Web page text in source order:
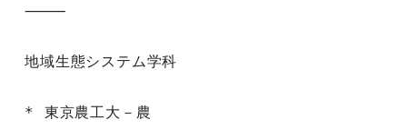
⸻
地域生態システム学科
* 東京農工大－農